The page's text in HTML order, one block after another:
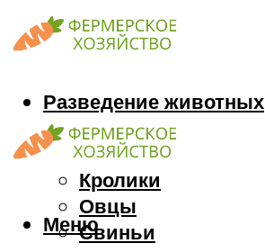
Разведение животных
Козы
Кони
Кролики
Овцы
Свиньи
Меню